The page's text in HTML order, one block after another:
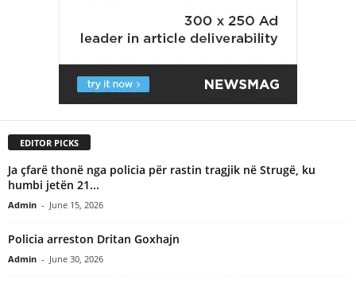
EDITOR PICKS
Ja çfarë thonë nga policia për rastin tragjik në Strugë, ku
humbi jetën 21...
Admin - June 15, 2026
Policia arreston Dritan Goxhajn
Admin - June 30, 2026